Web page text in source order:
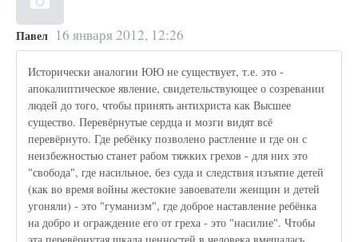
Павел 16 января 2012, 12:26
Исторически аналогии ЮЮ не существует, т.е. это -
апокалиптическое явление, свидетельствующее о созревании
людей до того, чтобы принять антихриста как Высшее
существо. Перевёрнутые сердца и мозги видят всё
перевёрнуто. Где ребёнку позволено растление и где он с
неизбежностью станет рабом тяжких грехов - для них это
"свобода", где насильное, без суда и следствия изъятие детей
(как во время войны жестокие завоеватели женщин и детей
угоняли) - это "гуманизм", где доброе наставление ребёнка
на добро и ограждение его от греха - это "насилие". Чтобы
эта перевёрнутая шкала ценностей в человека вмещалась